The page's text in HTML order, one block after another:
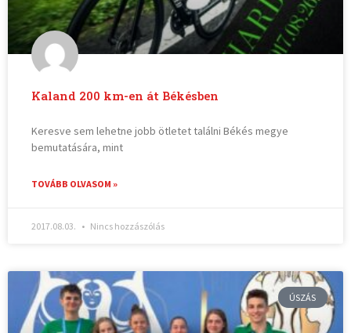
Kaland 200 km-en át Békésben
Keresve sem lehetne jobb ötletet találni Békés megye
bemutatására, mint
TOVÁBB OLVASOM »
2017.08.03. Nincs hozzászólás
ÚSZÁS